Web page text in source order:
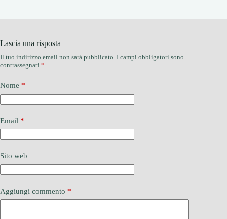
Lascia una risposta
Il tuo indirizzo email non sarà pubblicato. I campi obbligatori sono
contrassegnati *
Nome *
Email *
Sito web
Aggiungi commento *